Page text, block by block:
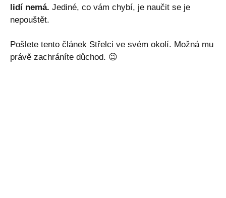
lidí nemá. Jediné, co vám chybí, je naučit se je
nepouštět.
Pošlete tento článek Střelci ve svém okolí. Možná mu
právě zachráníte důchod. 😉